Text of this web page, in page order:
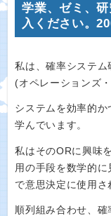
学業、ゼミ、
入ください。
私は、確率システ
(オペレーションズ
システムを効率的
学んでいます。
私はそのORに興味
用の手段を数学的
で意思決定に使用さ
順列組み合わせ、確